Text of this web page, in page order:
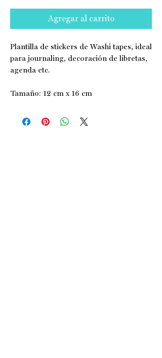
Agregar al carrito
Plantilla de stickers de Washi tapes, ideal
para journaling, decoración de libretas,
agenda etc.
Tamaño: 12 cm x 16 cm